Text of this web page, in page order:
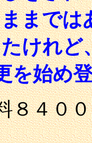
ままでは
けれど
を始め
８４０